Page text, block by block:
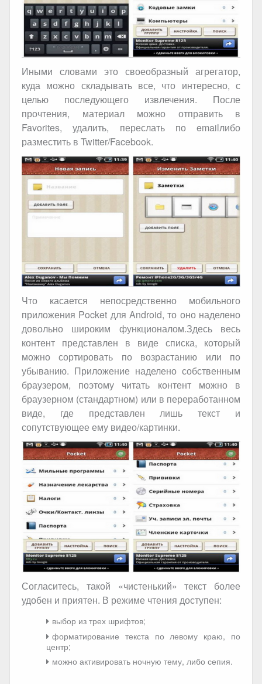
Иными словами это своеобразный агрегатор,
куда можно складывать все, что интересно, с
целью последующего извлечения. После
прочтения, материал можно отправить в
Favorites, удалить, переслать по emailлибо
разместить в Twitter/Facebook.
Что касается непосредственно мобильного
приложения Pocket дляAndroid, то оно наделено
довольно широким функционалом.Здесь весь
контент представлен в виде списка, который
можно сортировать по возрастанию или по
убыванию. Приложение наделено собственным
браузером, поэтому читать контент можно в
браузерном (стандартном) или в переработанном
виде, где представлен лишь текст и
сопутствующее ему видео/картинки.
Согласитесь, такой «чистенький» текст более
удобен и приятен. В режиме чтения доступен:
выбор из трех шрифтов;
форматирование текста по левому краю, по
центр;
можно активировать ночную тему, либо сепия.